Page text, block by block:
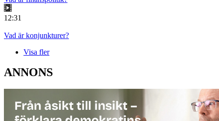
12:31
Vad är konjunkturer?
Visa fler
ANNONS